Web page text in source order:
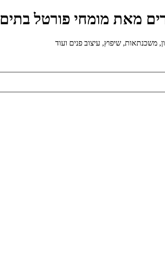
מאת מומחי פורטל בתים
משכנתאות, שיפוץ, עיצוב פנים ועוד